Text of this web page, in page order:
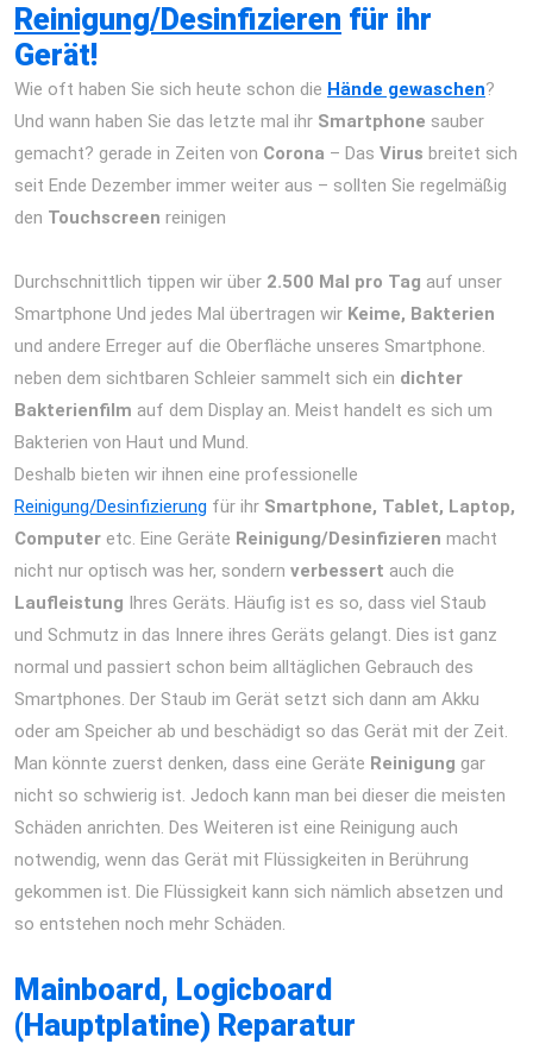
Reinigung/Desinfizieren für ihr
Gerät!
Wie oft haben Sie sich heute schon die Hände gewaschen?
Und wann haben Sie das letzte mal ihr Smartphone sauber
gemacht? gerade in Zeiten von Corona – Das Virus breitet sich
seit Ende Dezember immer weiter aus – sollten Sie regelmäßig
den Touchscreen reinigen
Durchschnittlich tippen wir über 2.500 Mal pro Tag auf unser
Smartphone Und jedes Mal übertragen wir Keime, Bakterien
und andere Erreger auf die Oberfläche unseres Smartphone.
neben dem sichtbaren Schleier sammelt sich ein dichter
Bakterienfilm auf dem Display an. Meist handelt es sich um
Bakterien von Haut und Mund.
Deshalb bieten wir ihnen eine professionelle
Reinigung/Desinfizierung für ihr Smartphone, Tablet, Laptop,
Computer etc. Eine Geräte Reinigung/Desinfizieren macht
nicht nur optisch was her, sondern verbessert auch die
Laufleistung Ihres Geräts. Häufig ist es so, dass viel Staub
und Schmutz in das Innere ihres Geräts gelangt. Dies ist ganz
normal und passiert schon beim alltäglichen Gebrauch des
Smartphones. Der Staub im Gerät setzt sich dann am Akku
oder am Speicher ab und beschädigt so das Gerät mit der Zeit.
Man könnte zuerst denken, dass eine Geräte Reinigung gar
nicht so schwierig ist. Jedoch kann man bei dieser die meisten
Schäden anrichten. Des Weiteren ist eine Reinigung auch
notwendig, wenn das Gerät mit Flüssigkeiten in Berührung
gekommen ist. Die Flüssigkeit kann sich nämlich absetzen und
so entstehen noch mehr Schäden.
Mainboard, Logicboard
(Hauptplatine) Reparatur